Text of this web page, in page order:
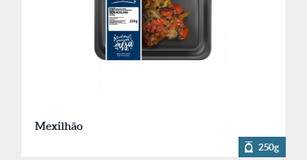
Mexilhão
250g